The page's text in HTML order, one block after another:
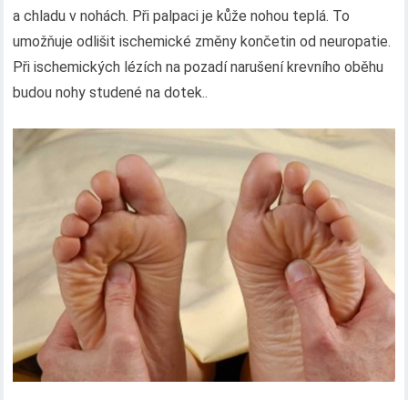
a chladu v nohách. Při palpaci je kůže nohou teplá. To
umožňuje odlišit ischemické změny končetin od neuropatie.
Při ischemických lézích na pozadí narušení krevního oběhu
budou nohy studené na dotek..